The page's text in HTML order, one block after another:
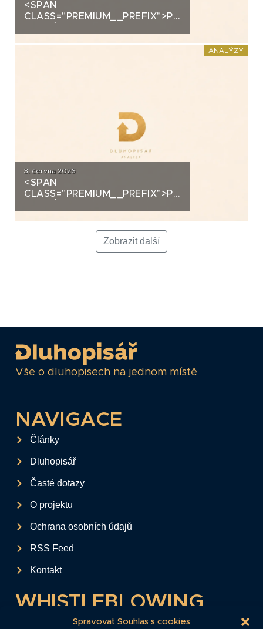
Spravovat Souhlas s cookies
<SPAN
CLASS="PREMIUM__PREFIX">PREMIUM</
ANALÝZY
3. června 2026
<SPAN
CLASS="PREMIUM__PREFIX">PREMIUM</
Zobrazit další
Vše o dluhopisech na jednom místě
NAVIGACE
Články
Dluhopisář
Časté dotazy
O projektu
Ochrana osobních údajů
RSS Feed
Kontakt
WHISTLEBLOWING
Tento formulář slouží k anonymnímu zaslání